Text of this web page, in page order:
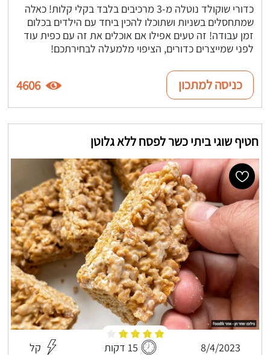
כדורי שוקולד נוטלה מ-3 מרכיבים בלבד בקלי קלות! כאלה
שמתחסלים בשניות ושתוכלו להכין ביחד עם הילדים בכלום
זמן עבודה! זה טעים אפילו אם אוכלים את זה עם כפית עוד
לפני שמייצרים כדורים, הציפוי מלמעלה לבחירתכם!
כניסה למתכון 4606
חטיף שוגי ביתי כשר לפסח ללא גלוטן
8/4/2023 15 דקות קל